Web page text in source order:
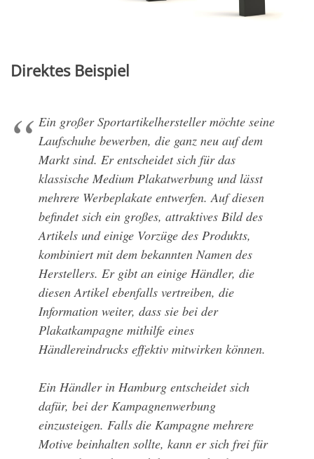
Direktes Beispiel
Ein großer Sportartikelhersteller möchte seine
Laufschuhe bewerben, die ganz neu auf dem
Markt sind. Er entscheidet sich für das
klassische Medium Plakatwerbung und lässt
mehrere Werbeplakate entwerfen. Auf diesen
befindet sich ein großes, attraktives Bild des
Artikels und einige Vorzüge des Produkts,
kombiniert mit dem bekannten Namen des
Herstellers. Er gibt an einige Händler, die
diesen Artikel ebenfalls vertreiben, die
Information weiter, dass sie bei der
Plakatkampagne mithilfe eines
Händlereindrucks effektiv mitwirken können.
Ein Händler in Hamburg entscheidet sich
dafür, bei der Kampagnenwerbung
einzusteigen. Falls die Kampagne mehrere
Motive beinhalten sollte, kann er sich frei für